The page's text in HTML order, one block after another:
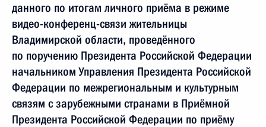
данного по итогам личного приёма в режиме
видео-конференц-связи жительницы
Владимирской области, проведённого
по поручению Президента Российской Федерации
начальником Управления Президента Российской
Федерации по межрегиональным и культурным
связям с зарубежными странами в Приёмной
Президента Российской Федерации по приёму